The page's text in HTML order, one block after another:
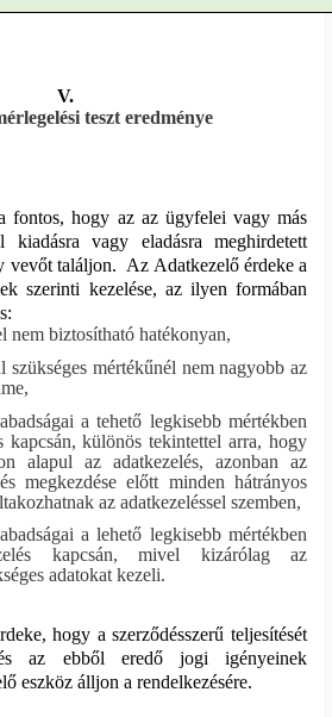
V.
teszt eredménye
fontos, hogy az az ügyfelei vagy más
kiadásra vagy eladásra meghirdetett
vevőt találjon. Az Adatkezelő érdeke a
szerinti kezelése, az ilyen formában
nem biztosítható hatékonyan,
szükséges mértékűnél nem nagyobb az
a tehető legkisebb mértékben
kapcsán, különös tekintettel arra, hogy
alapul az adatkezelés, azonban az
megkezdése előtt minden hátrányos
az adatkezeléssel szemben,
a lehető legkisebb mértékben
kapcsán, mivel kizárólag az
adatokat kezeli.
hogy a szerződésszerű teljesítését
az ebből eredő jogi igényeinek
eszköz álljon a rendelkezésére.